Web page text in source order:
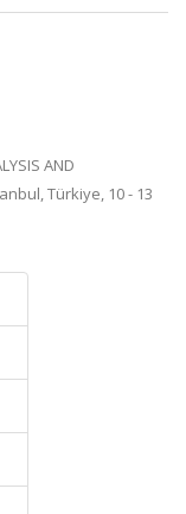
AND
Türkiye, 10 - 13